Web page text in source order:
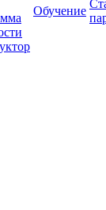
Обучение